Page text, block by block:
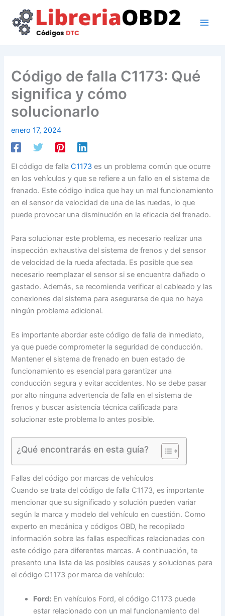
contenido
Código de falla C1173: Qué
significa y cómo
solucionarlo
enero 17, 2024
El código de fallaC1173 es un problema común que ocurre
en los vehículos y que se refiere a un fallo en el sistema de
frenado. Este código indica que hay un mal funcionamiento
en el sensor de velocidad de una de las ruedas, lo que
puede provocar una disminución en la eficacia del frenado.
Para solucionar este problema, es necesario realizar una
inspección exhaustiva del sistema de frenos y del sensor
de velocidad de la rueda afectada. Es posible que sea
necesario reemplazar el sensor si se encuentra dañado o
gastado. Además, se recomienda verificar el cableado y las
conexiones del sistema para asegurarse de que no haya
ningún problema adicional.
Es importante abordar este código de falla de inmediato,
ya que puede comprometer la seguridad de conducción.
Mantener el sistema de frenado en buen estado de
funcionamiento es esencial para garantizar una
conducción segura y evitar accidentes. No se debe pasar
por alto ninguna advertencia de falla en el sistema de
frenos y buscar asistencia técnica calificada para
solucionar este problema lo antes posible.
¿Qué encontrarás en esta guía?
Fallas del código por marcas de vehículos
Cuando se trata del código de falla C1173, es importante
mencionar que su significado y solución pueden variar
según la marca y modelo del vehículo en cuestión. Como
experto en mecánica y códigos OBD, he recopilado
información sobre las fallas específicas relacionadas con
este código para diferentes marcas. A continuación, te
presento una lista de las posibles causas y soluciones para
el código C1173 por marca de vehículo:
Ford: En vehículos Ford, el código C1173 puede
estar relacionado con un mal funcionamiento del